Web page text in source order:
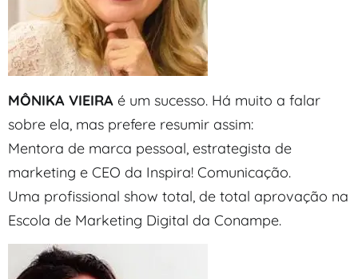
MÔNIKA VIEIRA é um sucesso. Há muito a falar
sobre ela, mas prefere resumir assim:
Mentora de marca pessoal, estrategista de
marketing e CEO da Inspira! Comunicação.
Uma profissional show total, de total aprovação na
Escola de Marketing Digital da Conampe.